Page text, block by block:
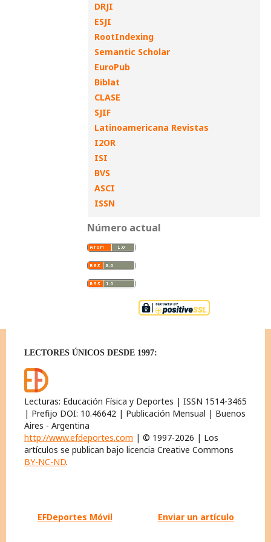
DRJI
ESJI
RootIndexing
Semantic Scholar
EuroPub
Biblat
CLASE
SJIF
Latinoamericana Revistas
I2OR
ISI
BVS
ASCI
ISSN
Número actual
LECTORES ÚNICOS DESDE 1997:
Lecturas: Educación Física y Deportes | ISSN 1514-3465
| Prefijo DOI: 10.46642 | Publicación Mensual | Buenos
Aires - Argentina
http://www.efdeportes.com | © 1997-2026 | Los
artículos se publican bajo licencia Creative Commons
BY-NC-ND.
EFDeportes Móvil Enviar un artículo